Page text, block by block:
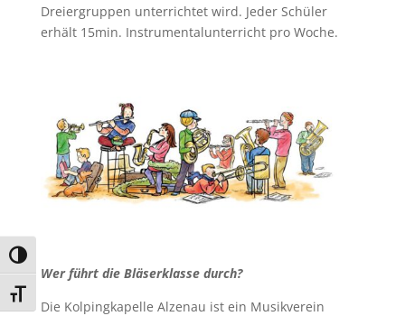
Umschalten auf hohe Kontraste
Schrift vergrößern
Dreiergruppen unterrichtet wird. Jeder Schüler
erhält 15min. Instrumentalunterricht pro Woche.
Wer führt die Bläserklasse durch?
Die Kolpingkapelle Alzenau ist ein Musikverein